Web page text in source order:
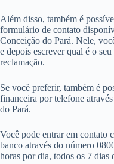
Além disso, também é
formulário de contato
Conceição do Pará. Nele,
e depois escrever qual é o
reclamação.
Se você preferir, também é
financeira por telefone
do Pará.
Você pode entrar em contato
banco através do número
horas por dia, todos os 7 dias